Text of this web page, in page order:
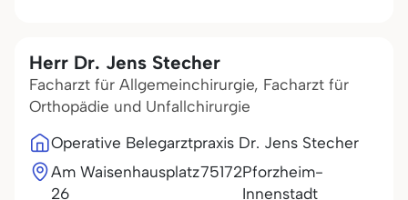
Herr Dr. Jens Stecher
Facharzt für Allgemeinchirurgie, Facharzt für
Orthopädie und Unfallchirurgie
Operative Belegarztpraxis Dr. Jens Stecher
Am Waisenhausplatz
26
75172Pforzheim-
Innenstadt